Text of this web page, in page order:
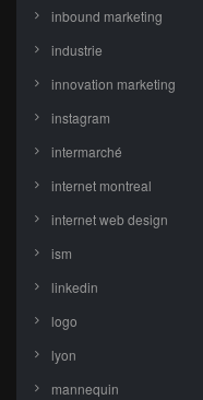
inbound marketing
industrie
innovation marketing
instagram
intermarché
internet montreal
internet web design
ism
linkedin
logo
lyon
mannequin